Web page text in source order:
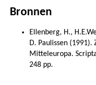
Bronnen
Ellenberg, H.,
D. Paulissen
Mitteleuropa.
248 pp.